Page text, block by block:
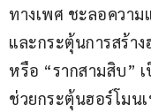
ทางเพศ ชะลอความ
และกระตุ้นการสร้า
หรือ “รากสามสิบ”
ช่วยกระตุ้นฮอร์โมน